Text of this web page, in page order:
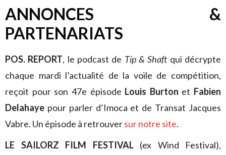
ANNONCES &
PARTENARIATS
POS. REPORT, le podcast de Tip & Shaftqui décrypte
chaque mardi l’actualité de la voile de compétition,
reçoit pour son 47e épisode Louis Burton et Fabien
Delahaye pour parler d’Imoca et de Transat Jacques
Vabre. Un épisode à retrouversur notre site.
LE SAILORZ FILM FESTIVAL(ex Wind Festival),